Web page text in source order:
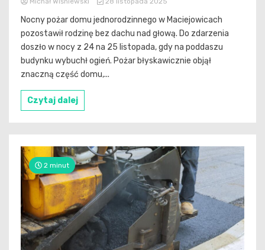
Nocny pożar domu jednorodzinnego w Maciejowicach
pozostawił rodzinę bez dachu nad głową. Do zdarzenia
doszło w nocy z 24 na 25 listopada, gdy na poddaszu
budynku wybuchł ogień. Pożar błyskawicznie objął
znaczną część domu,...
Czytaj dalej
2 minut